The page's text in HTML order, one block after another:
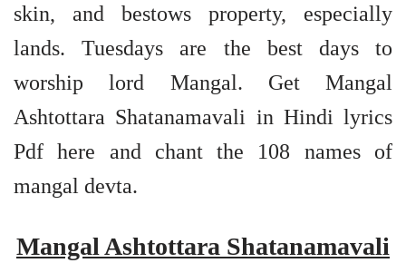
skin, and bestows property, especially
lands. Tuesdays are the best days to
worship lord Mangal. Get Mangal
Ashtottara Shatanamavali in Hindi lyrics
Pdf here and chant the 108 names of
mangal devta.
Mangal Ashtottara Shatanamavali